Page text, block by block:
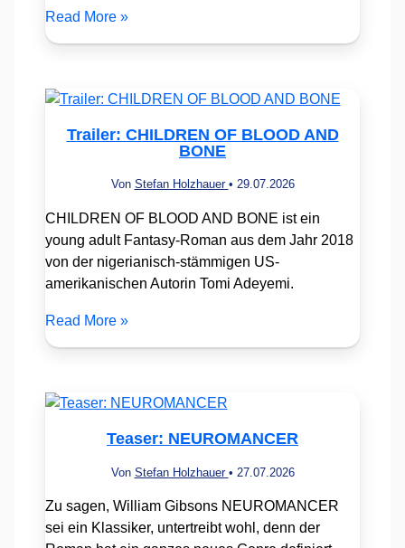
Read More »
Trailer: CHILDREN OF BLOOD AND
BONE
Von Stefan Holzhauer • 29.07.2026
CHILDREN OF BLOOD AND BONE ist ein
young adult Fantasy-Roman aus dem Jahr 2018
von der nigerianisch-stämmigen US-
amerikanischen Autorin Tomi Adeyemi.
Read More »
Teaser: NEUROMANCER
Von Stefan Holzhauer • 27.07.2026
Zu sagen, William Gibsons NEUROMANCER
sei ein Klassiker, untertreibt wohl, denn der